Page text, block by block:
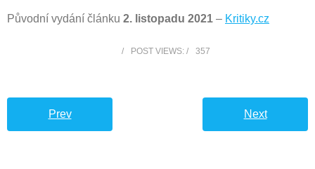
Původní vydání článku 2. listopadu 2021 – Kritiky.cz
POST VIEWS: 357
Prev Next